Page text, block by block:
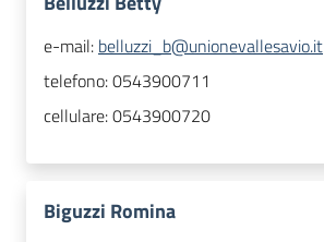
e-mail: belluzzi_b@unionevallesavio.it
telefono:0543900711
cellulare:0543900720
Biguzzi Romina